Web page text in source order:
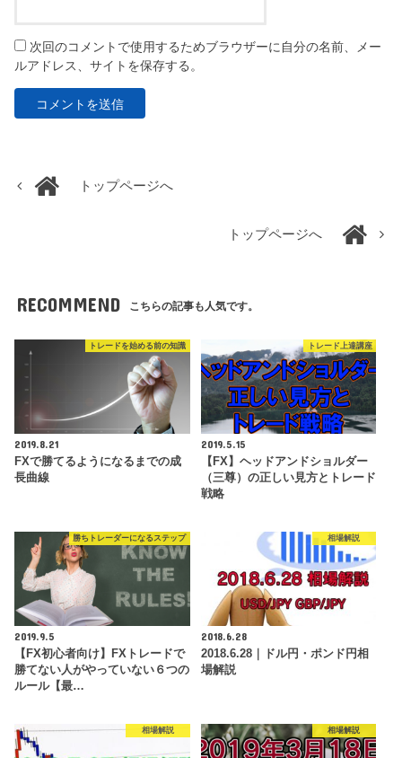
次回のコメントで使用するためブラウザーに自分の名前、メー
ルアドレス、サイトを保存する。
トップページへ
トップページへ
RECOMMEND こちらの記事も人気です。
トレードを始める前の知識
2019.8.21
FXで勝てるようになるまでの成
長曲線
トレード上達講座
2019.5.15
【FX】ヘッドアンドショルダー
（三尊）の正しい見方とトレード
戦略
勝ちトレーダーになるステップ
2019.9.5
【FX初心者向け】FXトレードで
勝てない人がやっていない６つの
ルール【最…
相場解説
2018.6.28
2018.6.28｜ドル円・ポンド円相
場解説
相場解説 相場解説